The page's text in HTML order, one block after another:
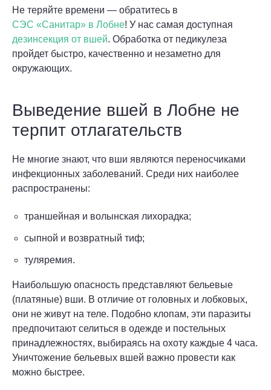
Не теряйте времени — обратитесь в
СЭС «Санитар» в Лобне! У нас самая доступная
дезинсекция от вшей. Обработка от педикулеза
пройдет быстро, качественно и незаметно для
окружающих.
Выведение вшей в Лобне не
терпит отлагательств
Не многие знают, что вши являются переносчиками
инфекционных заболеваний. Среди них наиболее
распространены:
траншейная и волынская лихорадка;
сыпной и возвратный тиф;
туляремия.
Наибольшую опасность представляют бельевые
(платяные) вши. В отличие от головных и лобковых,
они не живут на теле. Подобно клопам, эти паразиты
предпочитают селиться в одежде и постельных
принадлежностях, выбираясь на охоту каждые 4 часа.
Уничтожение бельевых вшей важно провести как
можно быстрее.